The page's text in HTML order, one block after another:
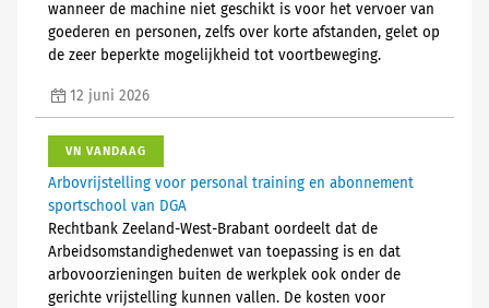
wanneer de machine niet geschikt is voor het vervoer van
goederen en personen, zelfs over korte afstanden, gelet op
de zeer beperkte mogelijkheid tot voortbeweging.
12 juni 2026
VN VANDAAG
Arbovrijstelling voor personal training en abonnement
sportschool van DGA
Rechtbank Zeeland-West-Brabant oordeelt dat de
Arbeidsomstandighedenwet van toepassing is en dat
arbovoorzieningen buiten de werkplek ook onder de
gerichte vrijstelling kunnen vallen. De kosten voor